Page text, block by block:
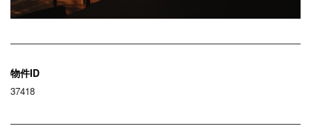
物件ID
37418